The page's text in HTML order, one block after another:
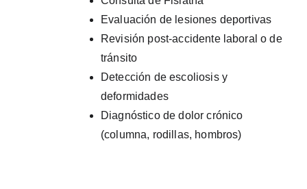
Evaluación de lesiones deportivas
Revisión post-accidente laboral o de
tránsito
Detección de escoliosis y
deformidades
Diagnóstico de dolor crónico
(columna, rodillas, hombros)